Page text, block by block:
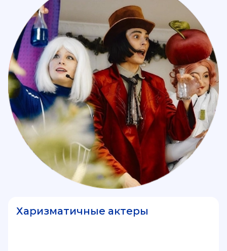
Харизматичные актеры